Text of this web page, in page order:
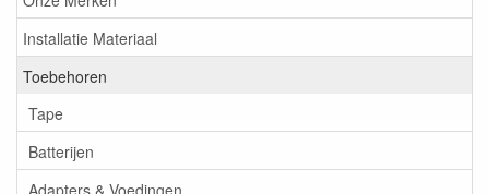
Installatie Materiaal
Toebehoren
Tape
Batterijen
Adapters & Voedingen